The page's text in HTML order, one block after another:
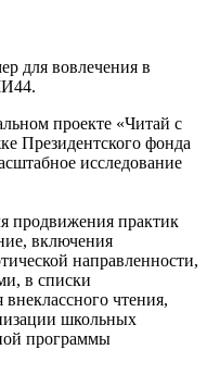
для вовлечения в
проекте «Читай с
Президентского фонда
исследование
продвижения практик
включения
направленности,
в списки
чтения,
школьных
программы